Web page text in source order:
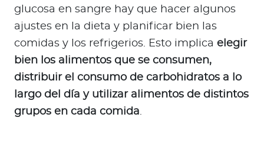
glucosa en sangre hay que hacer algunos
ajustes en la dieta y planificar bien las
comidas y los refrigerios. Esto implica elegir
bien los alimentos que se consumen,
distribuir el consumo de carbohidratos a lo
largo del día y utilizar alimentos de distintos
grupos en cada comida.